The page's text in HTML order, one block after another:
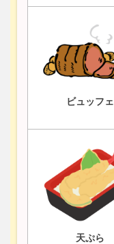
ビュッフェ
天ぷら